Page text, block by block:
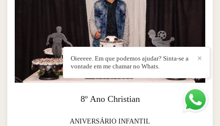
8º Ano Christian
ANIVERSÁRIO INFANTIL
✕
Oieeeee. Em que podemos ajudar? Sinta-se a
vontade em me chamar no Whats.